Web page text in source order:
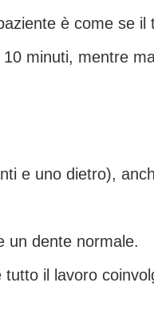
è come se il
minuti, mentre
e uno dietro),
un dente normale.
il lavoro